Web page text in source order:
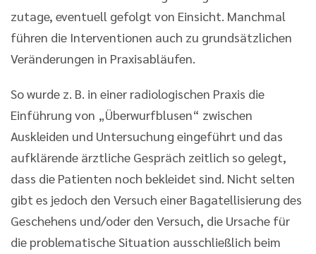
zutage, eventuell gefolgt von Einsicht. Manchmal
führen die Interventionen auch zu grundsätzlichen
Veränderungen in Praxisabläufen.
So wurde z. B. in einer radiologischen Praxis die
Einführung von „Überwurfblusen“ zwischen
Auskleiden und Untersuchung eingeführt und das
aufklärende ärztliche Gespräch zeitlich so gelegt,
dass die Patienten noch bekleidet sind. Nicht selten
gibt es jedoch den Versuch einer Bagatellisierung des
Geschehens und/oder den Versuch, die Ursache für
die problematische Situation ausschließlich beim